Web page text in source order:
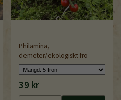
Philamina,
demeter/ekologiskt frö
39 kr